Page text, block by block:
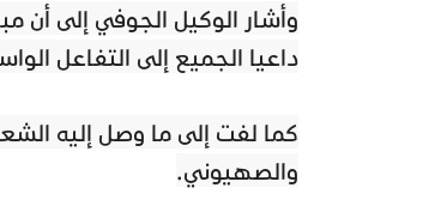
وأشار الوكيل الجوفي إلى أن
داعيا الجميع إلى التفاعل
كما لفت إلى ما وصل إليه
والصهيوني.